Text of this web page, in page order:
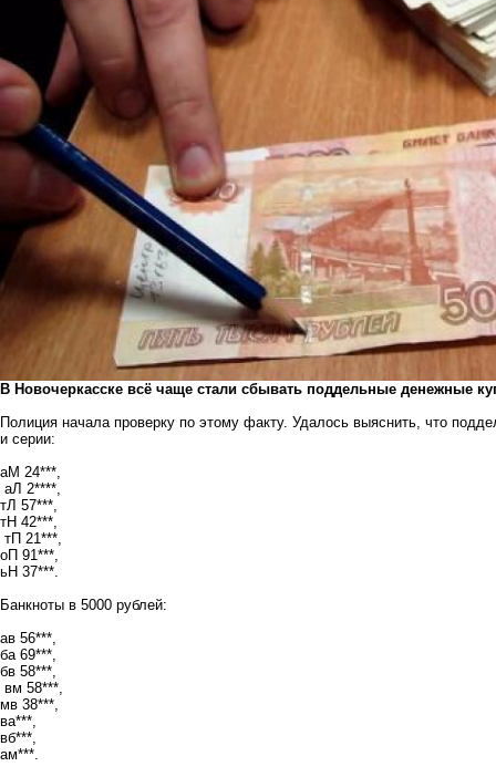
В Новочеркасске всё чаще стали сбывать поддельные денежные
Полиция начала проверку по этому факту. Удалось выяснить, что
и серии:
аМ 24***,
аЛ 2****,
тЛ 57***,
тН 42***,
тП 21***,
оП 91***,
ьН 37***.
Банкноты в 5000 рублей:
ав 56***,
ба 69***,
бв 58***,
вм 58***,
мв 38***,
ва***,
вб***,
ам***.